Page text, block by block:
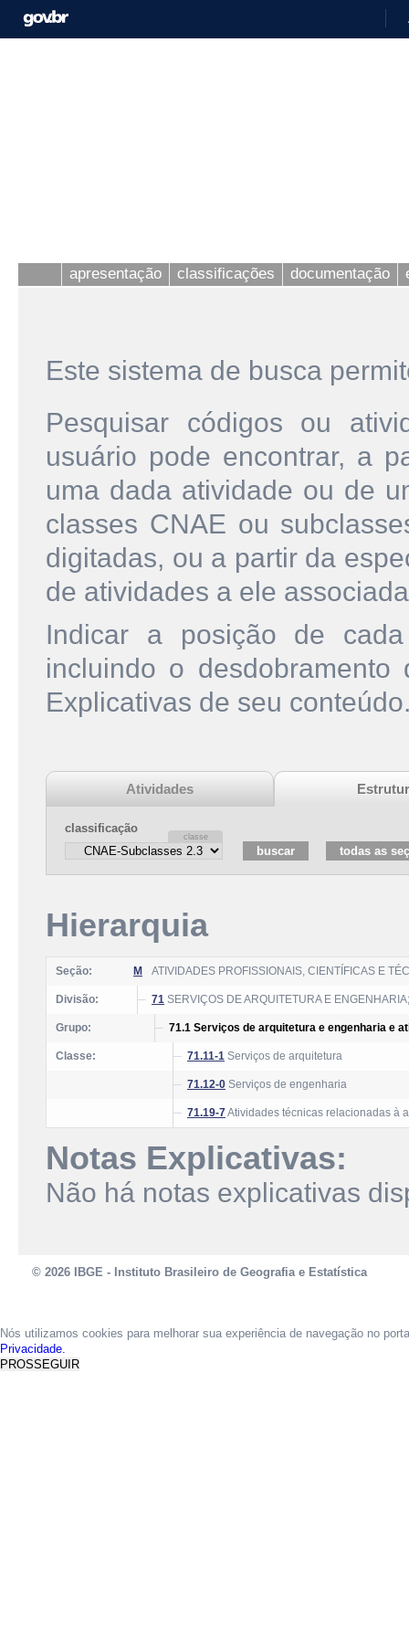
apresentação classificações documentação
Este sistema de busca
Pesquisar códigos ou
usuário pode encontrar, a
uma dada atividade ou de
classes CNAE ou
digitadas, ou a partir da
de atividades a ele
Indicar a posição de
incluindo o
Explicativas de seu
Atividades
classificação
Hierarquia
Seção: M ATIVIDADES PROFISSIONAIS, CIENTÍFICAS E
Divisão: 71 SERVIÇOS DE ARQUITETURA E
Grupo: 71.1 Serviços de arquitetura e engenharia e
Classe: 71.11-1 Serviços de arquitetura
71.12-0 Serviços de engenharia
71.19-7Atividades técnicas relacionadas à
Notas Explicativas:
Não há notas explicativas
© 2026 IBGE - Instituto Brasileiro de Geografia e Estatística
Nós utilizamos cookies para melhorar sua experiência de navegação no
Privacidade.
PROSSEGUIR